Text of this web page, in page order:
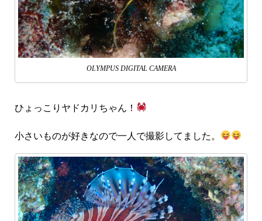
OLYMPUS DIGITAL CAMERA
ひょっこりヤドカリちゃん！
小さいものが好きなので一人で撮影してました。